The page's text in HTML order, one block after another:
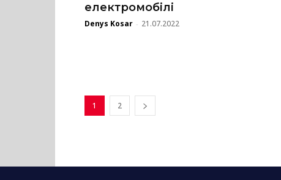
електромобілі
Denys Kosar - 21.07.2022
1 2